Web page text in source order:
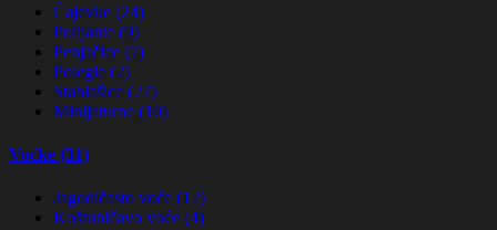
Čajevke (24)
Polijante (9)
Penjačice (7)
Polegle (2)
Stablašice (27)
Minijaturne (10)
Voćke (31)
Jagodičasto voće (12)
Koštuničavo voće (4)